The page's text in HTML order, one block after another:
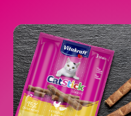
Řada